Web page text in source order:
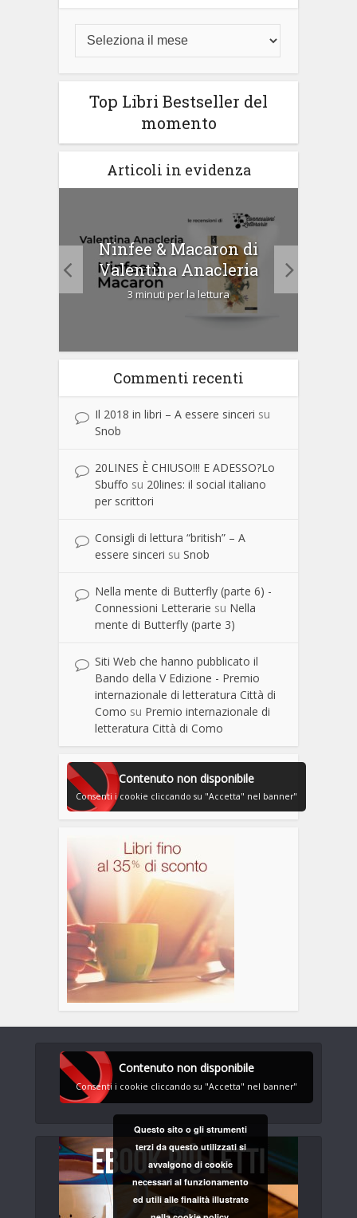
Top Libri Bestseller del
momento
Articoli in evidenza
Ninfee & Macaron di
Valentina Anacleria
3 minuti per la lettura
Commenti recenti
Il 2018 in libri – A essere sinceri su
Snob
20LINES È CHIUSO!!! E ADESSO?Lo
Sbuffo su 20lines: il social italiano
per scrittori
Consigli di lettura “british” – A
essere sinceri su Snob
Nella mente di Butterfly (parte 6) -
Connessioni Letterarie su Nella
mente di Butterfly (parte 3)
Siti Web che hanno pubblicato il
Bando della V Edizione - Premio
internazionale di letteratura Città di
Como su Premio internazionale di
letteratura Città di Como
Contenuto non disponibile
Consenti i cookie cliccando su "Accetta" nel banner"
Contenuto non disponibile
Consenti i cookie cliccando su "Accetta" nel banner"
Questo sito o gli strumenti
terzi da questo utilizzati si
avvalgono di cookie
necessari al funzionamento
ed utili alle finalità illustrate